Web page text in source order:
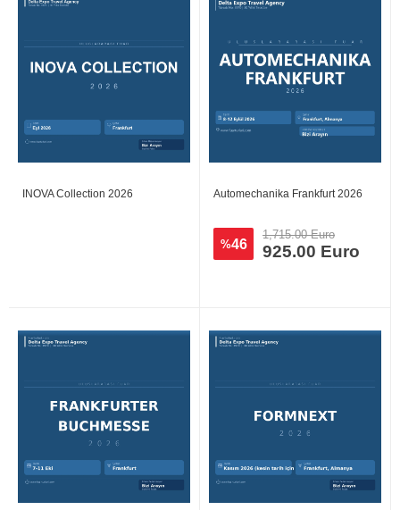
INOVA Collection 2026 Automechanika Frankfurt 2026
%46
1,715.00 Euro
925.00 Euro